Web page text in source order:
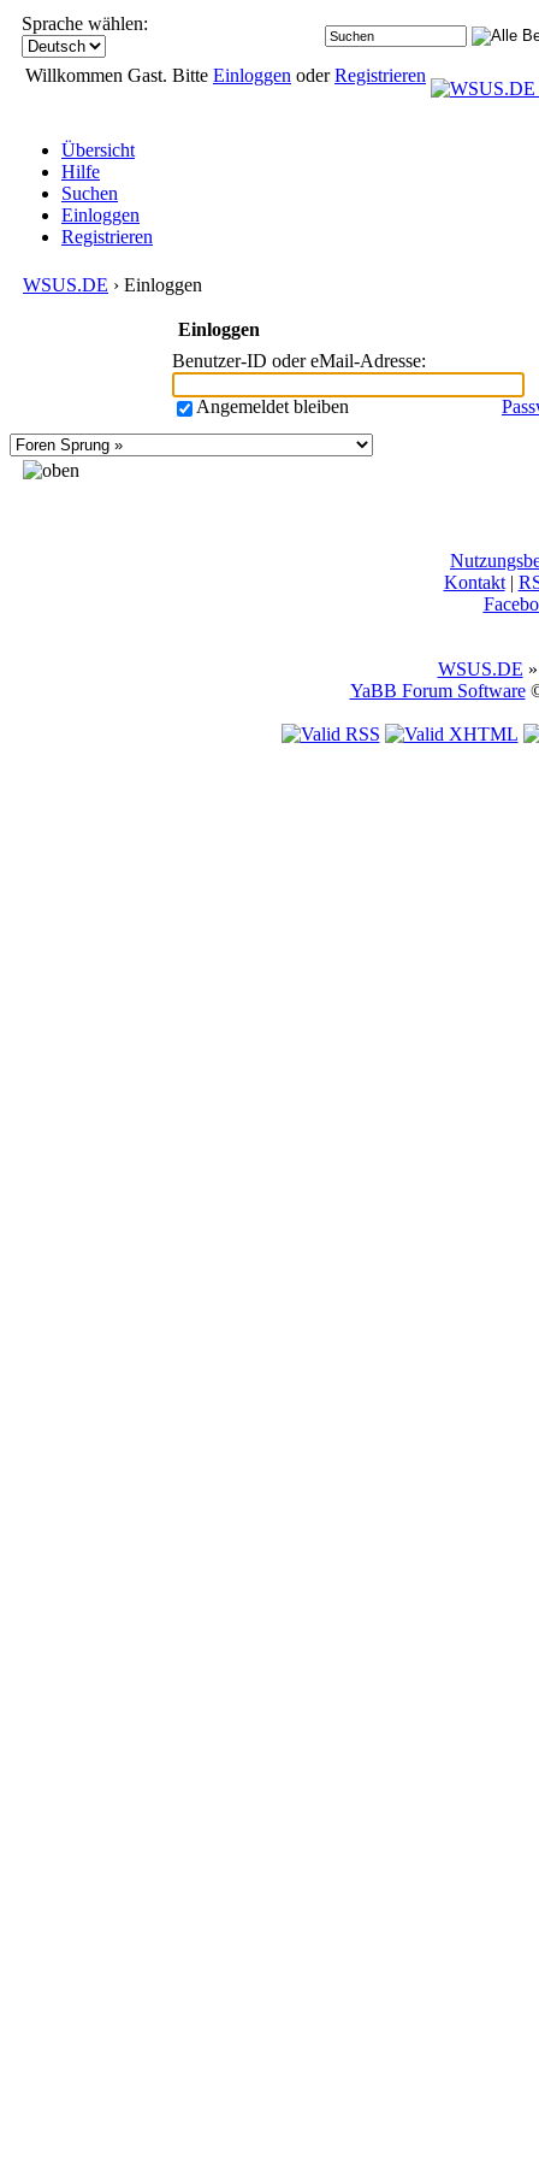
Sprache wählen:
Willkommen Gast. Bitte Einloggen oderRegistrieren
Übersicht
Hilfe
Suchen
Einloggen
Registrieren
WSUS.DE › Einloggen
Einloggen
Benutzer-ID oder eMail-Adresse:
Angemeldet bleiben
Kontakt|
WSUS.DE
YaBB Forum Software©